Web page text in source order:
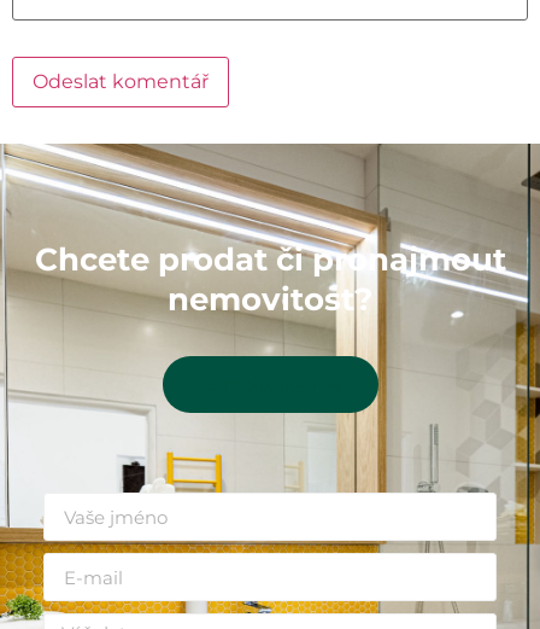
Chcete prodat či pronajmout
nemovitost?